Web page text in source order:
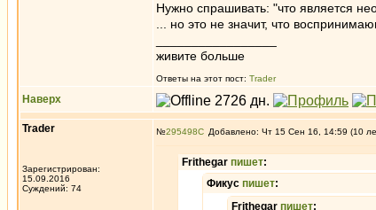
Нужно спрашивать: "что является
... но это не значит, что
живите больше
Ответы на этот пост: Trader
Наверх
Trader
Зарегистрирован:
15.09.2016
Суждений: 74
№295498 Добавлено: Чт 15 Сен 16, 14:59 (10
Frithegar пишет:
Фикус пишет:
Frithegar пишет: